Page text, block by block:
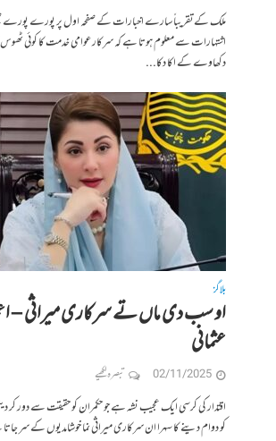
ملک کےتقریباً سارے اخبارات کے صفحہ اول پر پورے
اشتہارات سے معلوم ہوتا ہے کہ سرکار عوامی خدمت کا کوئی
دکھاوے کے اکا دکا...
بلاگز
او سب دی ماں تے سرکاری میراثی –
عثمانی
02/11/2025 تبصرہ لکھیے
اقتدار کی کرسی ایک عجیب نشہ ہے جو حکمران کو حقیقت سے دور
کو دوام دینے کا سہرا ان سرکاری میراثی نما خوشامدیوں کے سر